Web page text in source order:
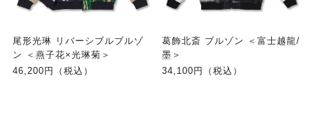
尾形光琳 リバーシブルブルゾ
ン ＜燕子花×光琳菊＞
46,200円（税込）
葛飾北斎 ブルゾン ＜富士越龍/
墨＞
34,100円（税込）